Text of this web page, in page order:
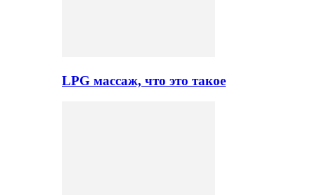
LPG массаж, что это такое